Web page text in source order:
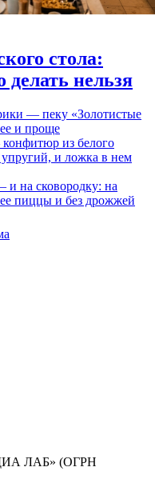
стола:
делать нельзя
— пеку «Золотистые
и проще
из белого
и ложка в нем
на сковородку: на
пиццы и без дрожжей
ЛАБ» (ОГРН